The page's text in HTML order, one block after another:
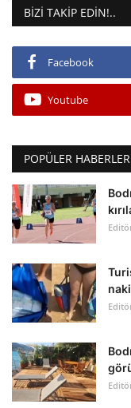
Gündem
Dünya
BIZI TAKIP EDIN!..
Facebook
Youtube
POPÜLER HABERLER